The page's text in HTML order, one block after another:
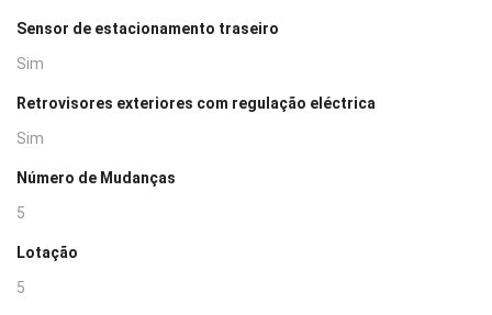
Sensor de estacionamento traseiro
Sim
Retrovisores exteriores com regulação eléctrica
Sim
Número de Mudanças
5
Lotação
5